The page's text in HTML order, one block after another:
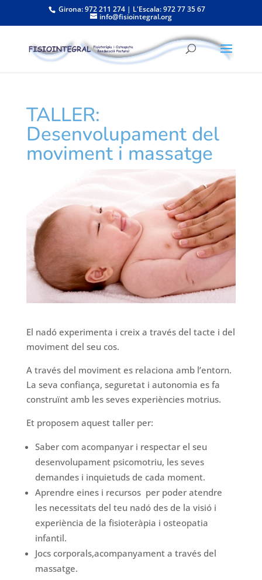
Girona: 972 211 274 | L'Escala: 972 77 35 67
info@fisiointegral.org
TALLER:
Desenvolupament del
moviment i massatge
El nadó experimenta i creix a través del tacte i del
moviment del seu cos.
A través del moviment es relaciona amb l’entorn.
La seva confiança, seguretat i autonomia es fa
construïnt amb les seves experiències motrius.
Et proposem aquest taller per:
Saber com acompanyar i respectar el seu
desenvolupament psicomotriu, les seves
demandes i inquietuds de cada moment.
Aprendre eines i recursos per poder atendre
les necessitats del teu nadó des de la visió i
experiència de la fisioteràpia i osteopatia
infantil.
Jocs corporals,acompanyament a través del
massatge.